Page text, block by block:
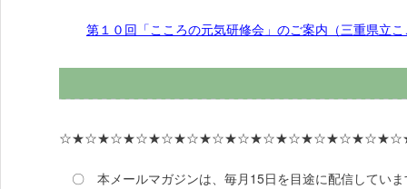
第１０回「こころの元気研修会」のご案内（三重県立
〇 本メールマガジンは、毎月15日を目途に配信してい